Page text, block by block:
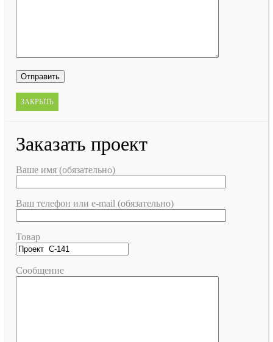
ЗАКРЫТЬ
Заказать проект
Ваше имя (обязательно)
Ваш телефон или e-mail (обязательно)
Товар
Сообщение